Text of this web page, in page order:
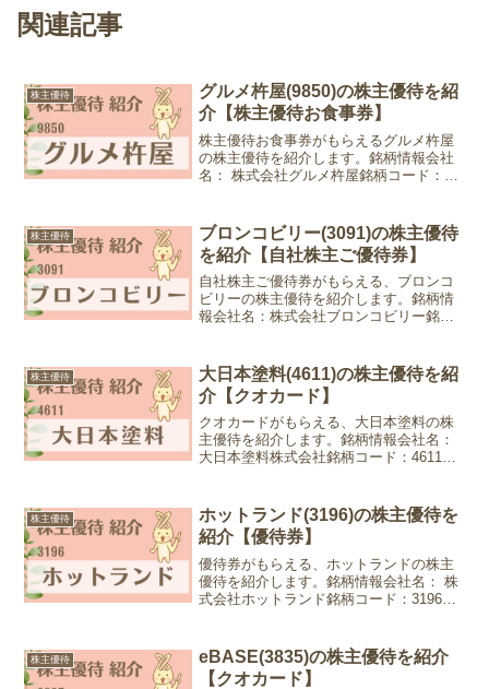
関連記事
株主優待
グルメ杵屋(9850)の株主優待を紹
介【株主優待お食事券】
株主優待お食事券がもらえるグルメ杵屋
の株主優待を紹介します。銘柄情報会社
名： 株式会社グルメ杵屋銘柄コード：
日、9月末日優待内容：株主優待お食事
券...
株主優待
ブロンコビリー(3091)の株主優待
を紹介【自社株主ご優待券】
自社株主ご優待券がもらえる、ブロンコ
ビリーの株主優待を紹介します。銘柄情
報会社名：株式会社ブロンコビリー銘柄
月：6月末日、12月末日優待内容：自社
株...
株主優待
大日本塗料(4611)の株主優待を紹
介【クオカード】
クオカードがもらえる、大日本塗料の株
主優待を紹介します。銘柄情報会社名：
大日本塗料株式会社銘柄コード：4611業
容：クオカード100株以上1,000円分...
株主優待
ホットランド(3196)の株主優待を
紹介【優待券】
優待券がもらえる、ホットランドの株主
優待を紹介します。銘柄情報会社名： 株
式会社ホットランド銘柄コード：3196業
12月末日優待内容：全国のホットラン
ド...
株主優待
eBASE(3835)の株主優待を紹介
【クオカード】